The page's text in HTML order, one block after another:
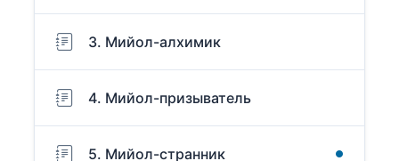
3. Мийол-алхимик
4. Мийол-призыватель
5. Мийол-странник